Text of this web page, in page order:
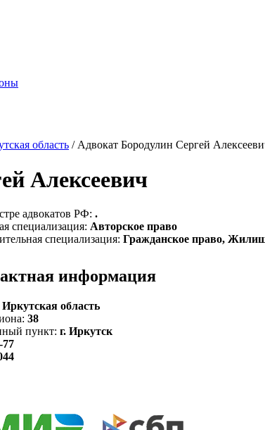
область / Адвокат Бородулин Сергей
Алексеевич
адвокатов РФ: .
специализация: Авторское право
специализация: Гражданское право,
информация
Иркутская область
38
пункт: г. Иркутск
77